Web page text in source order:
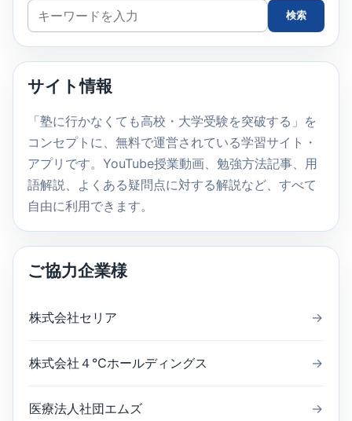
サ
イ
ト
検
索
検索
サイト情報
「塾に行かなくても高校・大学受験を突破する」を
コンセプトに、無料で運営されている学習サイト・
アプリです。YouTube授業動画、勉強方法記事、用
語解説、よくある疑問点に対する解説など、すべて
自由に利用できます。
ご協力企業様
株式会社セリア →
株式会社４℃ホールディングス →
医療法人社団エムズ →